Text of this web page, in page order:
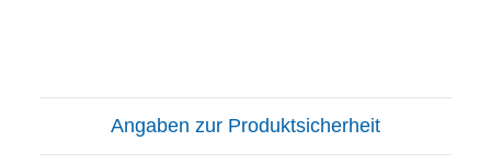
Angaben zur Produktsicherheit